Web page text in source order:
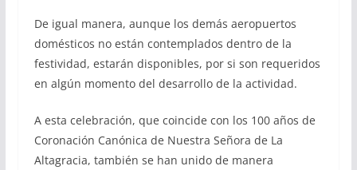
De igual manera, aunque los demás aeropuertos
domésticos no están contemplados dentro de la
festividad, estarán disponibles, por si son requeridos
en algún momento del desarrollo de la actividad.
A esta celebración, que coincide con los 100 años de
Coronación Canónica de Nuestra Señora de La
Altagracia, también se han unido de manera